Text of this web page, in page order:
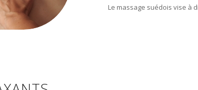
Le massage suédois vise à